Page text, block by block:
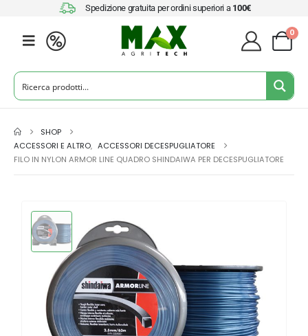
Spedizione gratuita per ordini superiori a 100€
0
SHOP
ACCESSORI E ALTRO, ACCESSORI DECESPUGLIATORE
FILO IN NYLON ARMOR LINE QUADRO SHINDAIWA PER DECESPUGLIATORE